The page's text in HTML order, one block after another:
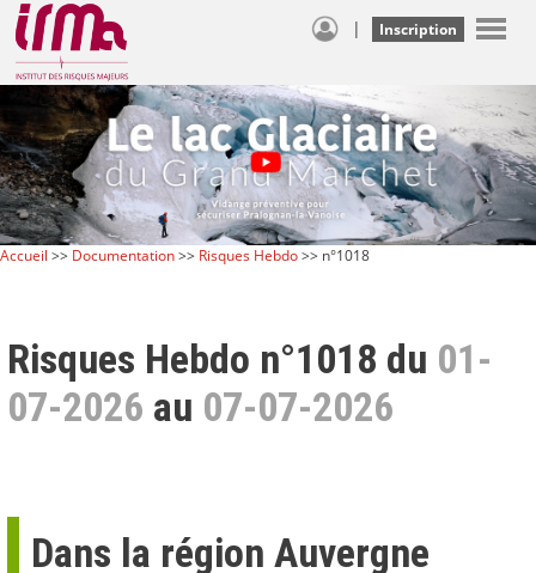
| Inscription
Accueil >> Documentation>> Risques Hebdo>> n°1018
Risques Hebdo n°1018 du 01-
07-2026 au 07-07-2026
Dans la région Auvergne